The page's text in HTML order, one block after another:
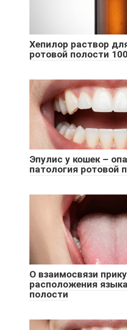
Хепилор раствор
ротовой полости
Эпулис у кошек –
патология ротовой
О взаимосвязи
расположения
полости